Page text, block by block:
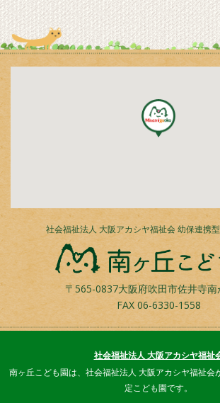
社会福祉法人 大阪アカシヤ福祉会 幼保連携
〒565-0837大阪府吹田市佐井寺南
FAX 06-6330-1558
社会福祉法人 大阪アカシヤ福祉
南ヶ丘こども園は、社会福祉法人 大阪アカシヤ福祉会
定こども園です。